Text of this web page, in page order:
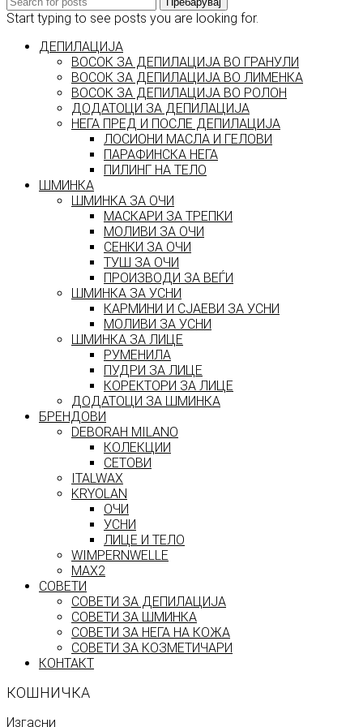
Start typing to see posts you are looking for.
ДЕПИЛАЦИЈА
ВОСОК ЗА ДЕПИЛАЦИЈА ВО ГРАНУЛИ
ВОСОК ЗА ДЕПИЛАЦИЈА ВО ЛИМЕНКА
ВОСОК ЗА ДЕПИЛАЦИЈА ВО РОЛОН
ДОДАТОЦИ ЗА ДЕПИЛАЦИЈА
НЕГА ПРЕД И ПОСЛЕ ДЕПИЛАЦИЈА
ЛОСИОНИ МАСЛА И ГЕЛОВИ
ПАРАФИНСКА НЕГА
ПИЛИНГ НА ТЕЛО
ШМИНКА
ШМИНКА ЗА ОЧИ
МАСКАРИ ЗА ТРЕПКИ
МОЛИВИ ЗА ОЧИ
СЕНКИ ЗА ОЧИ
ТУШ ЗА ОЧИ
ПРОИЗВОДИ ЗА ВЕЃИ
ШМИНКА ЗА УСНИ
КАРМИНИ И СЈАЕВИ ЗА УСНИ
МОЛИВИ ЗА УСНИ
ШМИНКА ЗА ЛИЦЕ
РУМЕНИЛА
ПУДРИ ЗА ЛИЦЕ
КОРЕКТОРИ ЗА ЛИЦЕ
ДОДАТОЦИ ЗА ШМИНКА
БРЕНДОВИ
DEBORAH MILANO
КОЛЕКЦИИ
СЕТОВИ
ITALWAX
KRYOLAN
ОЧИ
УСНИ
ЛИЦЕ И ТЕЛО
WIMPERNWELLE
MAX2
СОВЕТИ
СОВЕТИ ЗА ДЕПИЛАЦИЈА
СОВЕТИ ЗА ШМИНКА
СОВЕТИ ЗА НЕГА НА КОЖА
СОВЕТИ ЗА КОЗМЕТИЧАРИ
КОНТАКТ
КОШНИЧКА
Изгасни